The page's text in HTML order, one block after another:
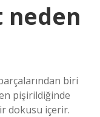
neden
biri
pişirildiğinde
dokusu içerir.